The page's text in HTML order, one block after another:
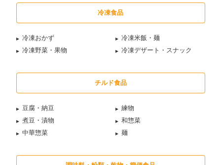
冷凍食品
冷凍おかず
冷凍米飯・麺
冷凍野菜・果物
冷凍デザート・スナック
チルド食品
豆腐・納豆
練物
煮豆・漬物
和惣菜
中華惣菜
麺